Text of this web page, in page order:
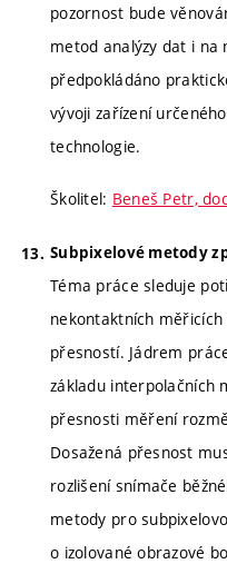
pozornost bude
metod analýzy dat i na
předpokládáno
vývoji zařízení
technologie.
Školitel: Beneš Petr,
Subpixelové metody
Téma práce sleduje
nekontaktních
přesností. Jádrem
základu interpolačních
přesnosti měření
Dosažená přesnost
rozlišení snímače
metody pro
o izolované obrazové